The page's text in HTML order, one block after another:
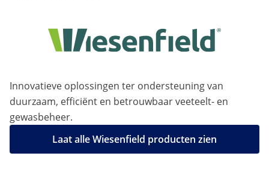
Innovatieve oplossingen ter ondersteuning van
duurzaam, efficiënt en betrouwbaar veeteelt- en
gewasbeheer.
Laat alle Wiesenfield producten zien